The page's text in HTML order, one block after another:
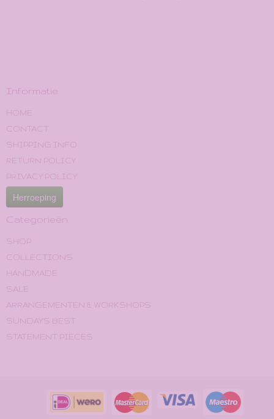
Informatie
HOME
CONTACT
SHIPPING INFO
RETURN POLICY
PRIVACY POLICY
Herroeping
Categorieën
SHOP
COLLECTIONS
HANDMADE
SALE
ARRANGEMENTEN & WORKSHOPS
SUNDAY'S BEST
STATEMENT PIECES